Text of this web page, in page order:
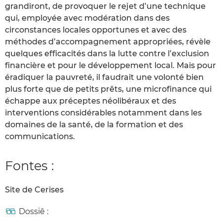
grandiront, de provoquer le rejet d’une technique
qui, employée avec modération dans des
circonstances locales opportunes et avec des
méthodes d’accompagnement appropriées, révèle
quelques efficacités dans la lutte contre l’exclusion
financière et pour le développement local. Mais pour
éradiquer la pauvreté, il faudrait une volonté bien
plus forte que de petits prêts, une microfinance qui
échappe aux préceptes néolibéraux et des
interventions considérables notamment dans les
domaines de la santé, de la formation et des
communications.
Fontes :
Site de Cerises
Dossiê :